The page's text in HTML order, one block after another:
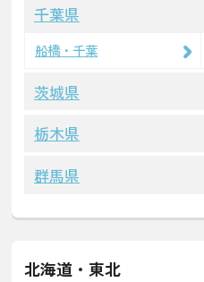
千葉県
船橋・千葉
茨城県
栃木県
群馬県
北海道・東北